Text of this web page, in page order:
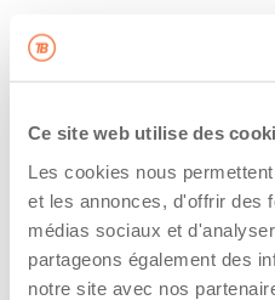
Ce site web utilise des
Les cookies nous
et les annonces, d'offrir des
médias sociaux et
partageons également des
notre site avec nos
Assurances et
Veux adhérer aux
l’entreprise
The driver hold a
quebec